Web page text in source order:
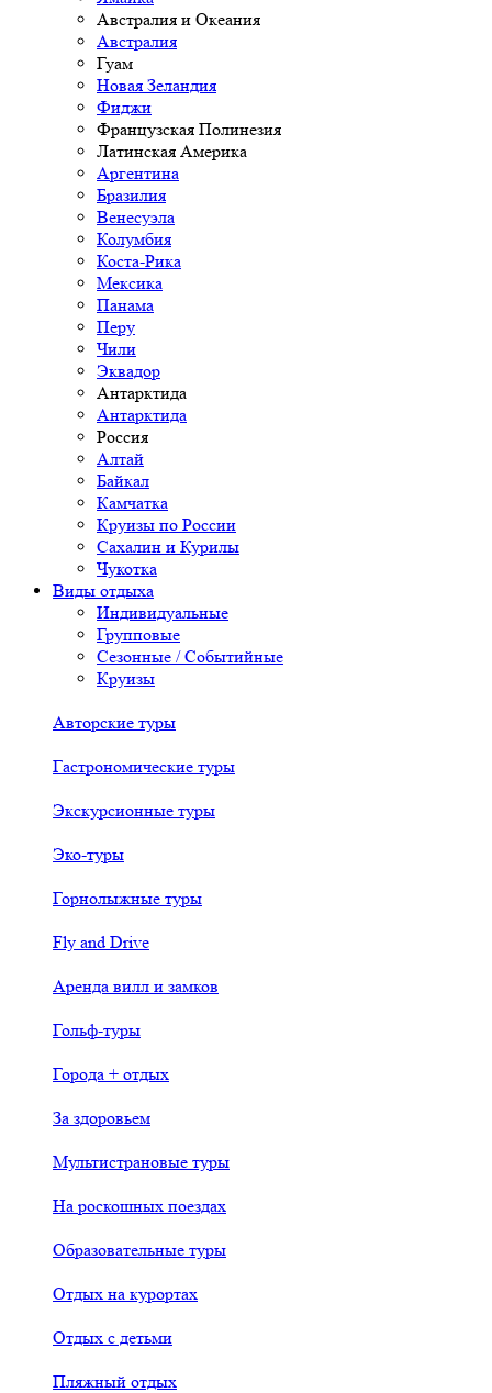
Австралия и Океания
Австралия
Гуам
Новая Зеландия
Фиджи
Французская Полинезия
Латинская Америка
Аргентина
Бразилия
Венесуэла
Колумбия
Коста-Рика
Мексика
Панама
Перу
Чили
Эквадор
Антарктида
Антарктида
Россия
Алтай
Байкал
Камчатка
Круизы по России
Сахалин и Курилы
Чукотка
Виды отдыха
Индивидуальные
Групповые
Сезонные / Событийные
Круизы
Авторские туры
Гастрономические туры
Экскурсионные туры
Эко-туры
Горнолыжные туры
Fly and Drive
Аренда вилл и замков
Гольф-туры
Города + отдых
За здоровьем
Мультистрановые туры
На роскошных поездах
Образовательные туры
Отдых на курортах
Отдых с детьми
Пляжный отдых